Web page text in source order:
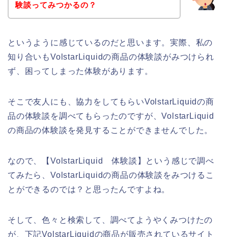
験談ってみつかるの？
というように感じているのだと思います。実際、私の
知り合いもVolstarLiquidの商品の体験談がみつけられ
ず、困ってしまった体験があります。
そこで友人にも、協力をしてもらいVolstarLiquidの商
品の体験談を調べてもらったのですが、VolstarLiquid
の商品の体験談を発見することができませんでした。
なので、【VolstarLiquid 体験談】という感じで調べ
てみたら、VolstarLiquidの商品の体験談をみつけるこ
とができるのでは？と思ったんですよね。
そして、色々と検索して、調べてようやくみつけたの
が、下記VolstarLiquidの商品が販売されているサイト